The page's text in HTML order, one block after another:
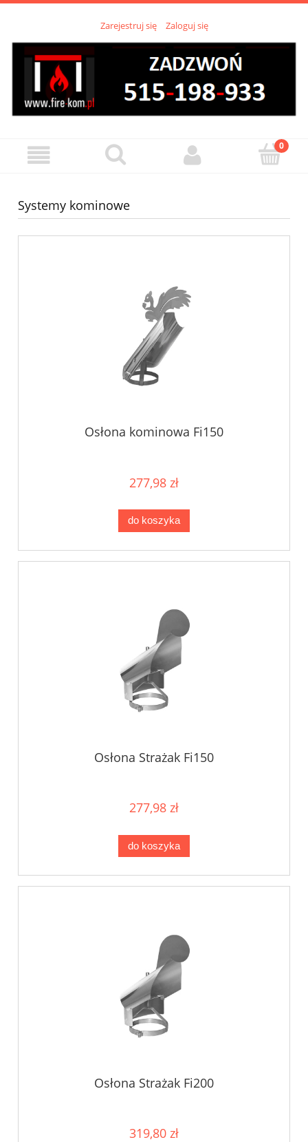
Zarejestruj się Zaloguj się
Systemy kominowe
Osłona kominowa Fi150
277,98 zł
do koszyka
Osłona Strażak Fi150
277,98 zł
do koszyka
Osłona Strażak Fi200
319,80 zł